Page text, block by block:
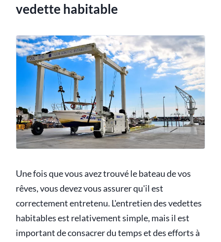
vedette habitable
Une fois que vous avez trouvé le bateau de vos
rêves, vous devez vous assurer qu'il est
correctement entretenu. L'entretien des vedettes
habitables est relativement simple, mais il est
important de consacrer du temps et des efforts à